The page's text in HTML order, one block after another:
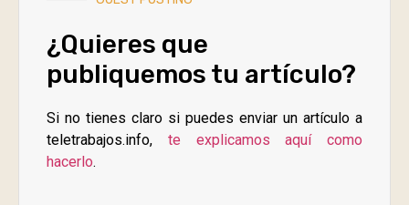
¿Quieres que
publiquemos tu artículo?
Si no tienes claro si puedes enviar un artículo a
teletrabajos.info, te explicamos aquí como
hacerlo.